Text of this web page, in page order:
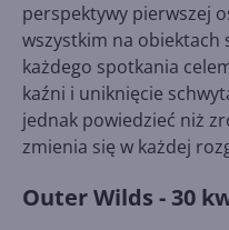
perspektywy pierwszej
wszystkim na obiektach
każdego spotkania
kaźni i uniknięcie
jednak powiedzieć niż
zmienia się w każdej
Outer Wilds - 30